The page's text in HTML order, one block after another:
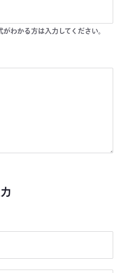
わかる方は入力してください。